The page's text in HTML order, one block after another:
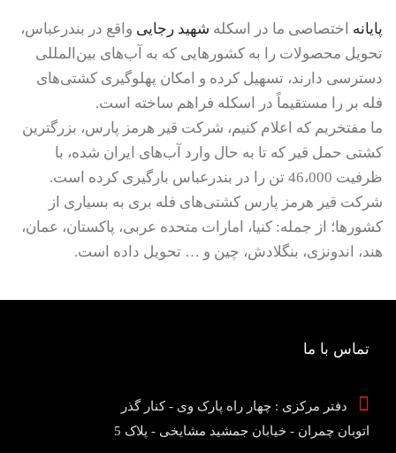
پایانه اختصاصی ما در اسکله شهید رجایی واقع در بندرعباس،
تحویل محصولات را به کشورهایی که به آب‌های بین‌المللی
دسترسی دارند، تسهیل کرده و امکان پهلوگیری کشتی‌های
فله بر را مستقیماً در اسکله فراهم ساخته است.
ما مفتخریم که اعلام کنیم، شرکت قیر هرمز پارس، بزرگترین
کشتی حمل قیر که تا به حال وارد آب‌های ایران شده، با
ظرفیت 46،000 تن را در بندرعباس بارگیری کرده است.
شرکت قیر هرمز پارس کشتی‌های فله بری به بسیاری از
کشورها؛ از جمله: کنیا، امارات متحده عربی، پاکستان، عمان،
هند، اندونزی، بنگلادش، چین و … تحویل داده است.
تماس با ما
دفتر مرکزی : چهار راه پارک وی - کنار گذر
اتوبان چمران - خیابان جمشید مشایخی - پلاک 5